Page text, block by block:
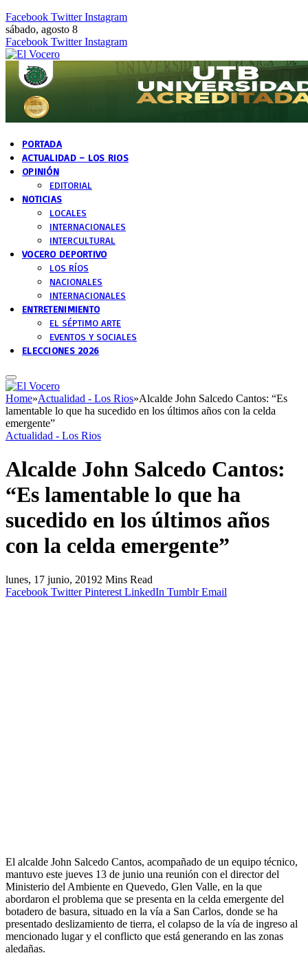
Facebook Twitter Instagram
sábado, agosto 8
Facebook Twitter Instagram
PORTADA
ACTUALIDAD – LOS RIOS
OPINIÓN
EDITORIAL
NOTICIAS
LOCALES
INTERNACIONALES
INTERCULTURAL
VOCERO DEPORTIVO
LOS RÍOS
NACIONALES
INTERNACIONALES
ENTRETENIMIENTO
EL SÉPTIMO ARTE
EVENTOS Y SOCIALES
ELECCIONES 2026
Home»Actualidad - Los Rios»Alcalde John Salcedo Cantos: “Es
lamentable lo que ha sucedido en los últimos años con la celda
emergente”
Actualidad - Los Rios
Alcalde John Salcedo Cantos:
“Es lamentable lo que ha
sucedido en los últimos años
con la celda emergente”
lunes, 17 junio, 20192 Mins Read
Facebook Twitter Pinterest LinkedIn Tumblr Email
El alcalde John Salcedo Cantos, acompañado de un equipo técnico,
mantuvo este jueves 13 de junio una reunión con el director del
Ministerio del Ambiente en Quevedo, Glen Valle, en la que
abordaron el problema que se presenta en la celda emergente del
botadero de basura, situado en la vía a San Carlos, donde se ha
presentado deslizamiento de tierra, el colapso de la vía de ingreso al
mencionado lugar y el conflicto que está generando en las zonas
aledañas.